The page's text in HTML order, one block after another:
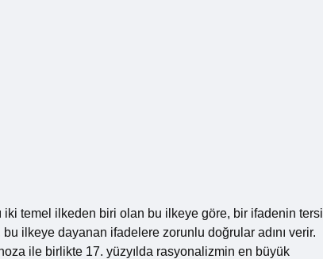
iki temel ilkeden biri olan bu ilkeye göre, bir ifadenin tersi
ilkeye dayanan ifadelere zorunlu doğrular adını verir.
ile birlikte 17. yüzyılda rasyonalizmin en büyük